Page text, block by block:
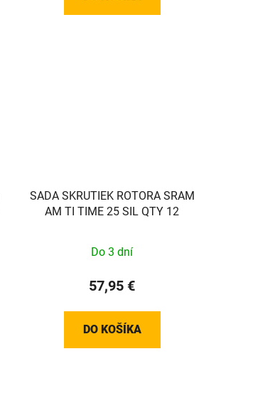
SADA SKRUTIEK ROTORA SRAM
AM TI TIME 25 SIL QTY 12
Do 3 dní
57,95 €
DO KOŠÍKA